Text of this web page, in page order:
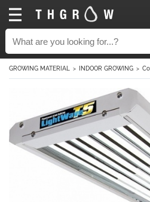
GROWING MATERIAL INDOOR GROWING